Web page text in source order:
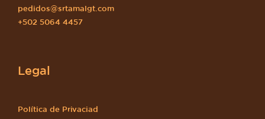
pedidos@srtamalgt.com
+502 5064 4457
Legal
Política de Privaciad